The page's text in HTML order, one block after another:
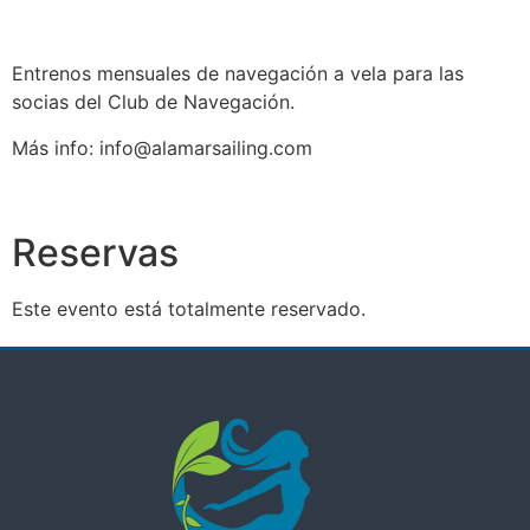
Entrenos mensuales de navegación a vela para las
socias del Club de Navegación.
Más info: info@alamarsailing.com
Reservas
Este evento está totalmente reservado.